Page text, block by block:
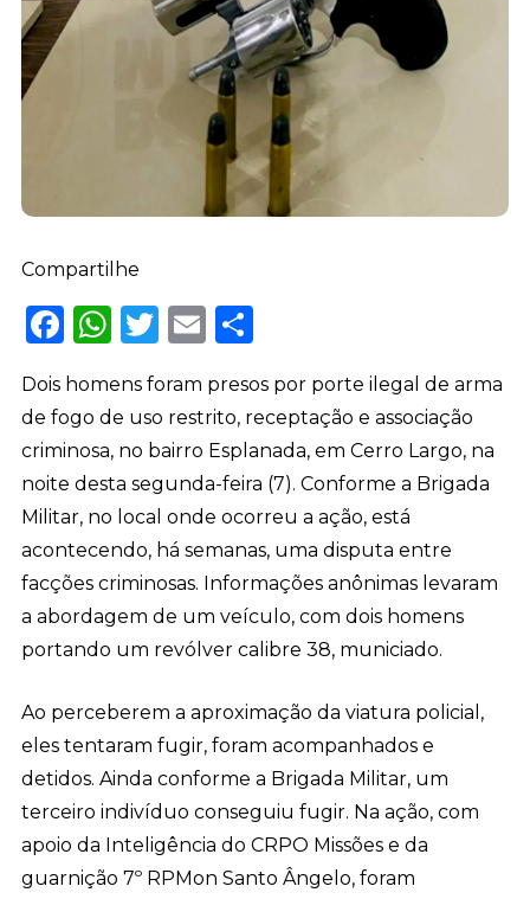
Compartilhe
Facebook
WhatsApp
Twitter
EmailShare
Dois homens foram presos por porte ilegal de arma
de fogo de uso restrito, receptação e associação
criminosa, no bairro Esplanada, em Cerro Largo, na
noite desta segunda-feira (7). Conforme a Brigada
Militar, no local onde ocorreu a ação, está
acontecendo, há semanas, uma disputa entre
facções criminosas. Informações anônimas levaram
a abordagem de um veículo, com dois homens
portando um revólver calibre 38, municiado.
Ao perceberem a aproximação da viatura policial,
eles tentaram fugir, foram acompanhados e
detidos. Ainda conforme a Brigada Militar, um
terceiro indivíduo conseguiu fugir. Na ação, com
apoio da Inteligência do CRPO Missões e da
guarnição 7º RPMon Santo Ângelo, foram